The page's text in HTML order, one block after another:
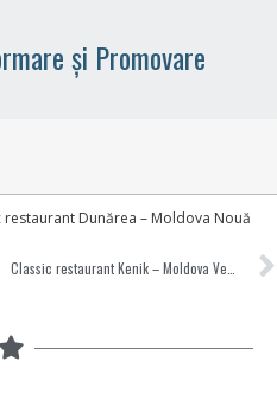
și Promovare
restaurant Dunărea – Moldova Nouă